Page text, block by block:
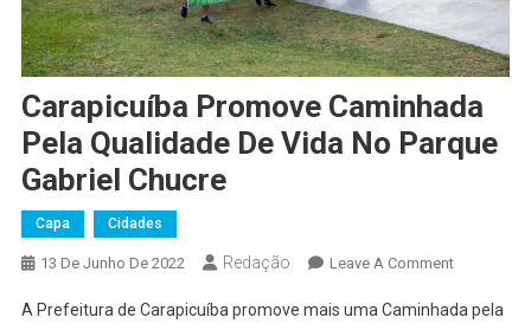
Carapicuíba Promove Caminhada
Pela Qualidade De Vida No Parque
Gabriel Chucre
Capa Cidades
13 De Junho De 2022 Redação Leave A CommentOn
Promove
A Prefeitura de Carapicuíba promove mais uma Caminhada pela